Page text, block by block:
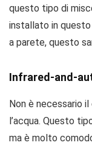
questo tipo di
installato in questo
a parete, questo
Infrared-and-
Non è necessario
l’acqua. Questo
ma è molto